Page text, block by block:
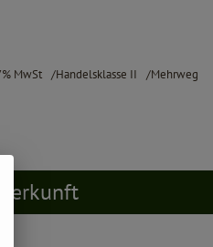
MwSt Handelsklasse II Mehrweg
Herkunft